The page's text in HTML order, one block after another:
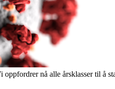
nå alle årsklasser til å